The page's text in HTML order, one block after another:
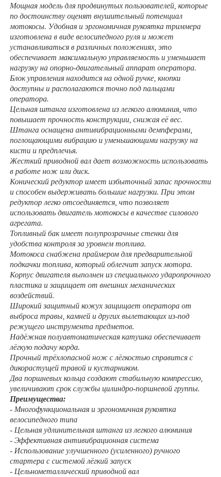
Мощная модель для продвинутых пользователей, которые
по достоинству оценят внушительный потенциал
мотокосы. Удобная и эргономичная рукоятка триммера
изготовлена в виде велосипедного руля и может
устанавливаться в различных положениях, это
обеспечивает максимальную управляемость и уменьшает
нагрузку на опорно-двигательный аппарат оператора.
Блок управления находится на одной ручке, кнопки
доступны и располагаются точно под пальцами
оператора.
Цельная штанга изготовлена из легкого алюминия, что
повышает прочность конструкции, снижая её вес.
Штанга оснащена антивибрационными демпферами,
поглощающими вибрацию и уменьшающими нагрузку на
кисти и предплечья.
Жесткий приводной вал дает возможность использовать
в работе нож или диск.
Конический редуктор имеет избыточный запас прочности
и способен выдерживать большие нагрузки. При этом
редуктор легко отсоединяется, что позволяет
использовать двигатель мотокосы в качестве силового
агрегата.
Топливный бак имеет полупрозрачные стенки для
удобства контроля за уровнем топлива.
Мотокоса снабжена праймером для предварительной
подкачки топлива, который облегчит запуск мотора.
Корпус двигателя выполнен из специального ударопрочного
пластика и защищает от внешних механических
воздействий.
Широкий защитный кожух защищает оператора от
выброса травы, камней и других вылетающих из-под
режущего инструмента предметов.
Надёжная полуавтоматическая катушка обеспечивает
лёгкую подачу корда.
Прочный трёхлопасной нож с лёгкостью справится с
дикорастущей травой и кустарником.
Два поршневых кольца создают стабильную компрессию,
увеличивают срок службы цилиндро-поршневой группы.
Преимущества:
- Многофункциональная и эргономичная рукоятка
велосипедного типа
- Цельная удлинительная штанга из легкого алюминия
- Эффективная антивибрационная система
- Использование улучшенного (усиленного) ручного
стартера с системой лёгкий запуск
- Цельнометаллический приводной вал